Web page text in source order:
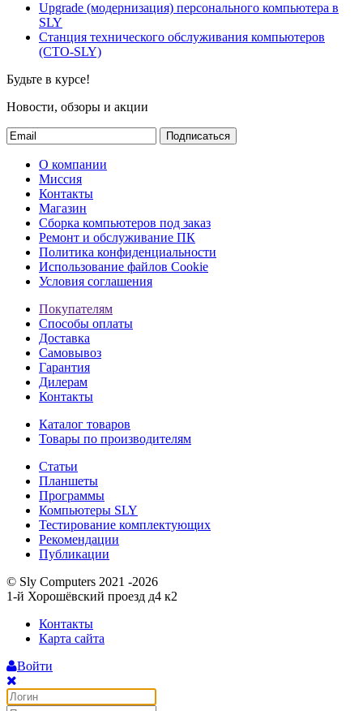
Upgrade (модернизация) персонального компьютера в
SLY
Станция технического обслуживания компьютеров
(СТО-SLY)
Будьте в курсе!
Новости, обзоры и акции
Подписаться
О компании
Миссия
Контакты
Магазин
Сборка компьютеров под заказ
Ремонт и обслуживание ПК
Политика конфиденциальности
Использование файлов Cookie
Условия соглашения
Покупателям
Способы оплаты
Доставка
Самовывоз
Гарантия
Дилерам
Контакты
Каталог товаров
Товары по производителям
Статьи
Планшеты
Программы
Компьютеры SLY
Тестирование комплектующих
Рекомендации
Публикации
© Sly Computers 2021 -2026
1-й Хорошёвский проезд д4 к2
Контакты
Карта сайта
Войти